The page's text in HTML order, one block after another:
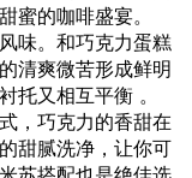
蜜的咖啡盛宴。
味。和巧克力蛋糕
清爽微苦形成鲜明
托又相互平衡 。
，巧克力的香甜在
甜腻洗净，让你可